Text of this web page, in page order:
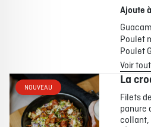
Ajoute
Poulet
Poulet
Voir
NOUVEAU
La
Filets
panure
collant,